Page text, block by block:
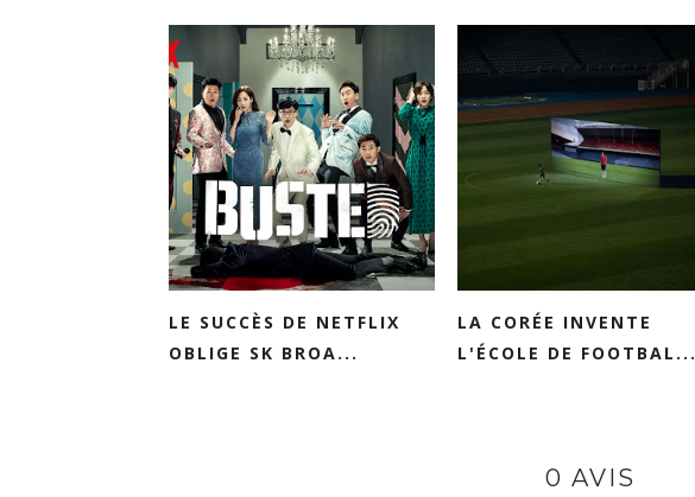
LE SUCCÈS DE NETFLIX
OBLIGE SK BROA...
LA CORÉE INVENTE
L'ÉCOLE DE FOOTBAL...
0 AVIS